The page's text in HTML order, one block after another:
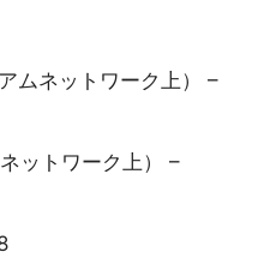
ムネットワーク上） –
ットワーク上） –